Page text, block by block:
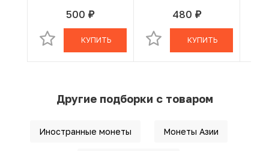
500 руб.
В КОРЗИНЕ
КУПИТЬ
480 руб.
В КОРЗИНЕ
КУПИТЬ
Другие подборки с товаром
Иностранные монеты Монеты Азии